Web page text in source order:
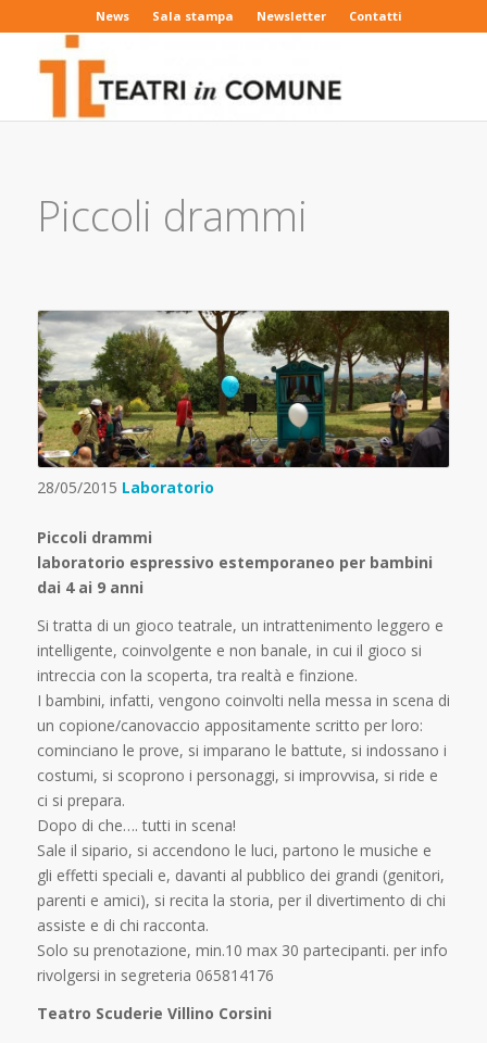
News Sala stampa Newsletter Contatti
Piccoli drammi
28/05/2015 Laboratorio
Piccoli drammi
laboratorio espressivo estemporaneo per bambini
dai 4 ai 9 anni
Si tratta di un gioco teatrale, un intrattenimento leggero e
intelligente, coinvolgente e non banale, in cui il gioco si
intreccia con la scoperta, tra realtà e finzione.
I bambini, infatti, vengono coinvolti nella messa in scena di
un copione/canovaccio appositamente scritto per loro:
cominciano le prove, si imparano le battute, si indossano i
costumi, si scoprono i personaggi, si improvvisa, si ride e
ci si prepara.
Dopo di che…. tutti in scena!
Sale il sipario, si accendono le luci, partono le musiche e
gli effetti speciali e, davanti al pubblico dei grandi (genitori,
parenti e amici), si recita la storia, per il divertimento di chi
assiste e di chi racconta.
Solo su prenotazione, min.10 max 30 partecipanti. per info
rivolgersi in segreteria 065814176
Teatro Scuderie Villino Corsini